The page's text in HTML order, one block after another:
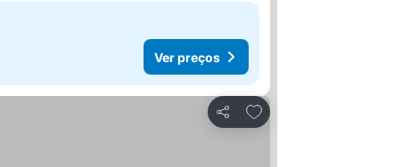
Ver preços
Partilhar
Adicionar aos favoritos